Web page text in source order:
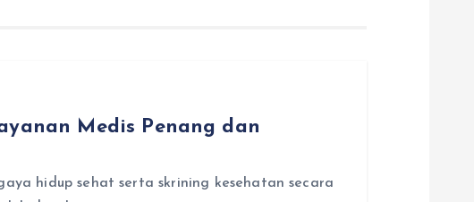
Medis Penang dan
hidup sehat serta skrining kesehatan secara